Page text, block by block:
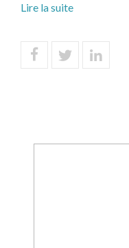
Lire la suite